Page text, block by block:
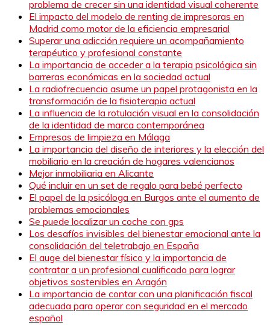
problema de crecer sin una identidad visual coherente
El impacto del modelo de renting de impresoras en
Madrid como motor de la eficiencia empresarial
Superar una adicción requiere un acompañamiento
terapéutico y profesional constante
La importancia de acceder a la terapia psicológica sin
barreras económicas en la sociedad actual
La radiofrecuencia asume un papel protagonista en la
transformación de la fisioterapia actual
La influencia de la rotulación visual en la consolidación
de la identidad de marca contemporánea
Empresas de limpieza en Málaga
La importancia del diseño de interiores y la elección del
mobiliario en la creación de hogares valencianos
Mejor inmobiliaria en Alicante
Qué incluir en un set de regalo para bebé perfecto
El papel de la psicóloga en Burgos ante el aumento de
problemas emocionales
Se puede localizar un coche con gps
Los desafíos invisibles del bienestar emocional ante la
consolidación del teletrabajo en España
El auge del bienestar físico y la importancia de
contratar a un profesional cualificado para lograr
objetivos sostenibles en Aragón
La importancia de contar con una planificación fiscal
adecuada para operar con seguridad en el mercado
español